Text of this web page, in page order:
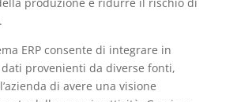
ERP consente di integrare in
provenienti da diverse fonti,
di avere una visione